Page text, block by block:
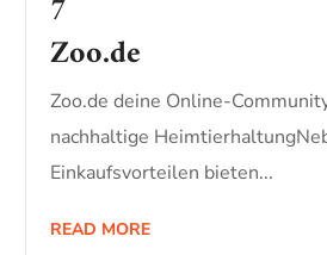
7
Zoo.de
Zoo.de deine Online-
nachhaltige
Einkaufsvorteilen bieten...
READ MORE